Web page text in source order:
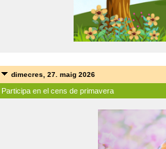
dimecres, 27. maig 2026
Participa en el cens de primavera